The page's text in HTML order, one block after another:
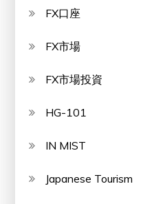
FX口座
FX市場
FX市場投資
HG-101
IN MIST
Japanese Tourism